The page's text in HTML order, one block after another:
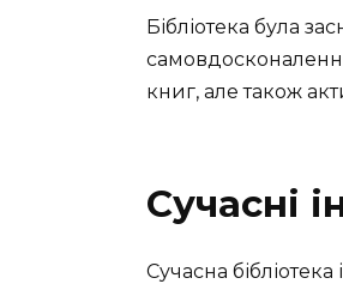
Бібліотека була
книг, але також
Сучасні
Сучасна